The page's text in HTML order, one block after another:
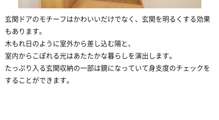
玄関ドアのモチーフはかわいいだけでなく、玄関を明るくする効果
もあります。
木もれ日のように室外から差し込む陽と、
室内からこぽれる光はあたたかな暮らしを演出します。
たっぷり入る玄関収納の一部は鏡になっていて身支度のチェックを
することができます。